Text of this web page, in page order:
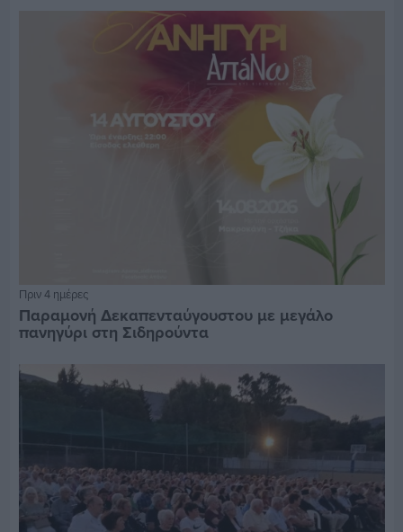
Πριν 4 ημέρες
Παραμονή Δεκαπενταύγουστου με μεγάλο
πανηγύρι στη Σιδηρούντα